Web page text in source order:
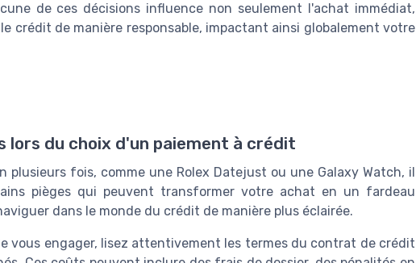
de ces décisions influence non seulement l'achat immédiat,
crédit de manière responsable, impactant ainsi globalement votre
lors du choix d'un paiement à crédit
plusieurs fois, comme une Rolex Datejust ou une Galaxy Watch, il
pièges qui peuvent transformer votre achat en un fardeau
dans le monde du crédit de manière plus éclairée.
vous engager, lisez attentivement les termes du contrat de crédit